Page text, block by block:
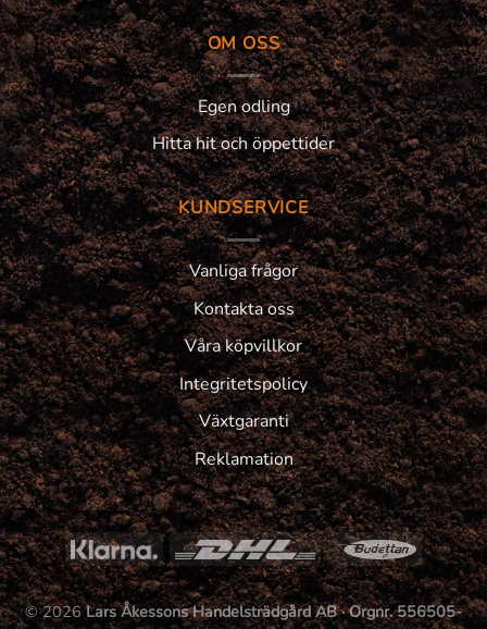
OM OSS
Egen odling
Hitta hit och öppettider
KUNDSERVICE
Vanliga frågor
Kontakta oss
Våra köpvillkor
Integritetspolicy
Växtgaranti
Reklamation
© 2026Lars Åkessons Handelsträdgård AB · Orgnr. 556505-